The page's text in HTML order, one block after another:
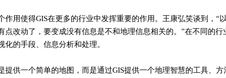
用使得GIS在更多的行业中发挥重要的作用。王康弘笑谈到，“
点改动了，要变成没有信息是不和地理信息相关的。”在不同的
化的手段、信息分析和处理。
供一个简单的地图，而是通过GIS提供一个地理智慧的工具、方